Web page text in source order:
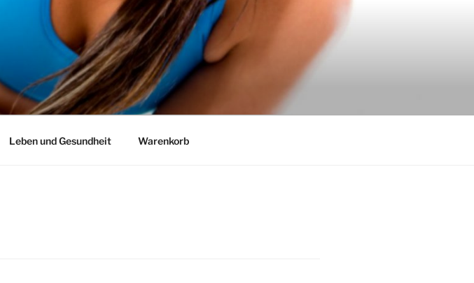
Leben und Gesundheit Warenkorb